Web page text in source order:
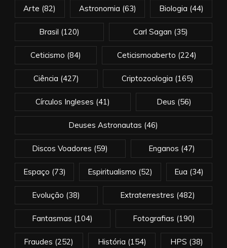
Arte (82) Astronomia (63) Biologia (44)
Brasil (120) Carl Sagan (35)
Ceticismo (84) Ceticismoaberto (224)
Ciência (427) Criptozoologia (165)
Círculos Ingleses (41) Deus (56)
Deuses Astronautas (46)
Discos Voadores (59) Enganos (47)
Espaço (73) Espiritualismo (52) Eua (34)
Evolução (38) Extraterrestres (482)
Fantasmas (104) Fotografias (190)
Fraudes (252) História (154) HPS (38)